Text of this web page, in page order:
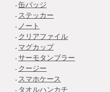
缶バッジ
ステッカー
ノート
クリアファイル
マグカップ
サーモタンブラー
クージー
スマホケース
タオルハンカチ